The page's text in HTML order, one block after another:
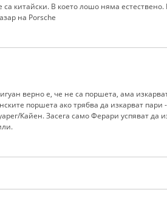
китайски. В което лошо няма естествено.
на Porsche
верно е, че не са поршета, ама
поршета ако трябва да изкарват пари
Кайен. Засега само Ферари успяват да